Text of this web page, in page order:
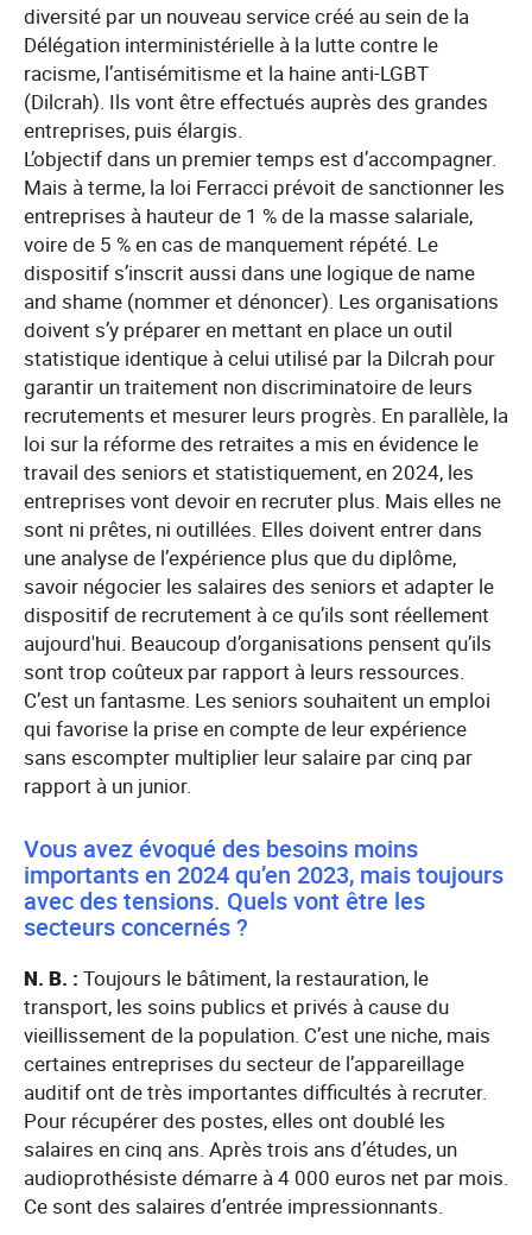
diversité par un nouveau service créé au sein de la
Délégation interministérielle à la lutte contre le
racisme, l’antisémitisme et la haine anti-LGBT
(Dilcrah). Ils vont être effectués auprès des grandes
entreprises, puis élargis.
L’objectif dans un premier temps est d’accompagner.
Mais à terme, la loi Ferracci prévoit de sanctionner les
entreprises à hauteur de 1 % de la masse salariale,
voire de 5 % en cas de manquement répété. Le
dispositif s’inscrit aussi dans une logique de name
and shame (nommer et dénoncer). Les organisations
doivent s’y préparer en mettant en place un outil
statistique identique à celui utilisé par la Dilcrah pour
garantir un traitement non discriminatoire de leurs
recrutements et mesurer leurs progrès. En parallèle, la
loi sur la réforme des retraites a mis en évidence le
travail des seniors et statistiquement, en 2024, les
entreprises vont devoir en recruter plus. Mais elles ne
sont ni prêtes, ni outillées. Elles doivent entrer dans
une analyse de l’expérience plus que du diplôme,
savoir négocier les salaires des seniors et adapter le
dispositif de recrutement à ce qu’ils sont réellement
aujourd'hui. Beaucoup d’organisations pensent qu’ils
sont trop coûteux par rapport à leurs ressources.
C’est un fantasme. Les seniors souhaitent un emploi
qui favorise la prise en compte de leur expérience
sans escompter multiplier leur salaire par cinq par
rapport à un junior.
Vous avez évoqué des besoins moins
importants en 2024 qu’en 2023, mais toujours
avec des tensions. Quels vont être les
secteurs concernés ?
N. B. : Toujours le bâtiment, la restauration, le
transport, les soins publics et privés à cause du
vieillissement de la population. C’est une niche, mais
certaines entreprises du secteur de l’appareillage
auditif ont de très importantes difficultés à recruter.
Pour récupérer des postes, elles ont doublé les
salaires en cinq ans. Après trois ans d’études, un
audioprothésiste démarre à 4 000 euros net par mois.
Ce sont des salaires d’entrée impressionnants.